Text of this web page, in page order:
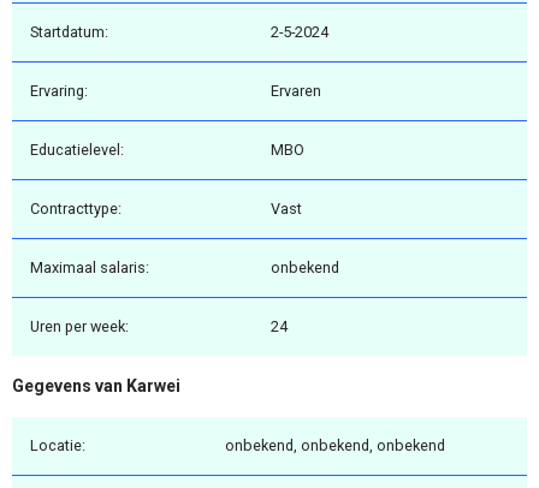
Startdatum: 2-5-2024
Ervaring: Ervaren
Educatielevel: MBO
Contracttype: Vast
Maximaal salaris: onbekend
Uren per week: 24
Gegevens van Karwei
Locatie: onbekend, onbekend, onbekend